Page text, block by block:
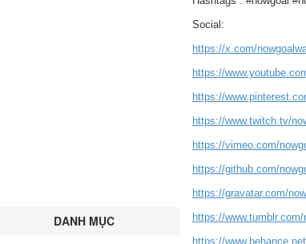
DANH MỤC
Social:
https://x.com/
https://
https://
https://www.twitch.tv/
https://vimeo.com/
https://github.com/
https://gravatar.com/
https://www.tumblr.com/
https://